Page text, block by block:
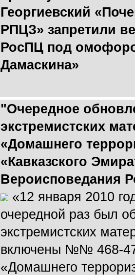
Георгиевский
РПЦЗ» запретили
РосПЦ под
Дамаскина»
"Очередное
экстремистских
«Домашнего
«Кавказского
Вероисповедания
«12 января 2010
очередной раз был
экстремистских
включены №№ 468-
«Домашнего